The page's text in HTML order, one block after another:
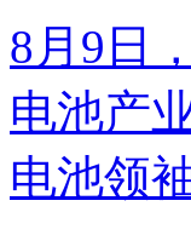
8月9日
电池产
电池领